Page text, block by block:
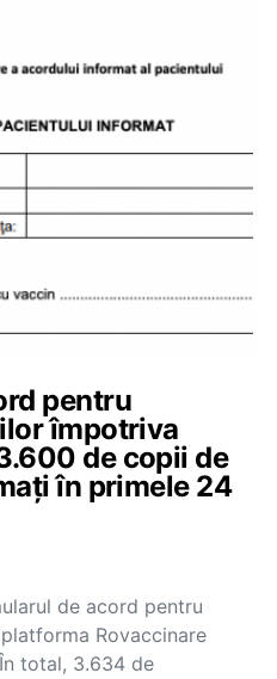
pentru
împotriva
de copii de
în primele 24
de acord pentru
Rovaccinare
total, 3.634 de